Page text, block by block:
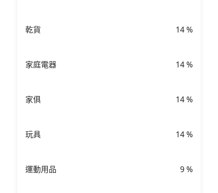
乾貨 14%
家庭電器 14%
家俱 14%
玩具 14%
運動用品 9%